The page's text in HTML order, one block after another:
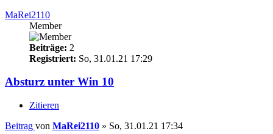
MaRei2110
Member
Beiträge: 2
Registriert: So, 31.01.21 17:29
Absturz unter Win 10
Zitieren
Beitrag von MaRei2110 » So, 31.01.21 17:34